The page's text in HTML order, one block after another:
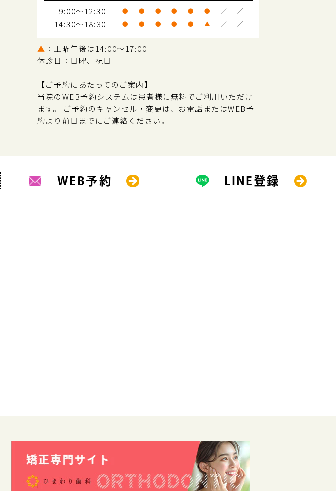
9:00～12:30
● ● ● ● ● ● ／ ／
14:30～18:30 ● ● ● ● ● ▲ ／ ／
▲ ：土曜午後は14:00～17:00
休診日：日曜、祝日
【ご予約にあたってのご案内】
当院のWEB予約システムは患者様に無料でご利用いただけ
ます。 ご予約のキャンセル・変更は、お電話またはWEB予
約より前日までにご連絡ください。
WEB予約 LINE登録